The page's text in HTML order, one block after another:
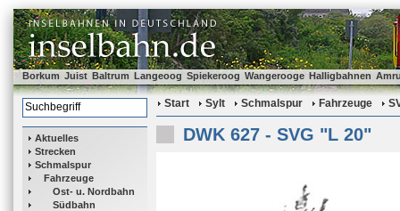
Borkum Juist Baltrum Langeoog Spiekeroog Wangerooge Halligbahnen
Aktuelles
Strecken
Schmalspur
Fahrzeuge
Ost- u. Nordbahn
Südbahn
Start Sylt Schmalspur Fahrzeuge
DWK 627 - SVG "L 20"